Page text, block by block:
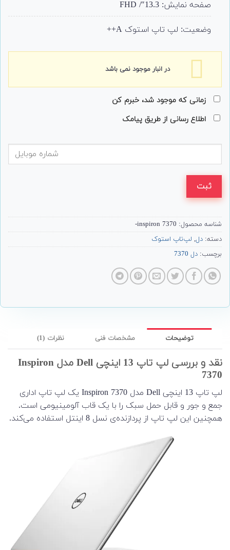
صفحه نمایش: 13.3″/ FHD
وضعیت: لپ تاپ استوک A++
در انبار موجود نمی باشد
زمانی که موجود شد، خبرم کن
اطلاع رسانی از طریق پیامک
ثبت
شناسه محصول: inspiron 7370-
دسته: دل, لپ‌تاپ استوک
برچسب: دل 7370
توضیحات مشخصات فنی نظرات (1)
نقد و بررسی لپ تاپ 13 اینچی Dell مدل Inspiron
7370
لپ تاپ 13 اینچی Dell مدل Inspiron 7370 یک لپ تاپ اداری
جمع و جور و قابل حمل سبک را با یک قاب آلومینیومی است.
همچنین این لپ تاپ از پردازنده‌ی نسل 8 اینتل استفاده می‌کند.